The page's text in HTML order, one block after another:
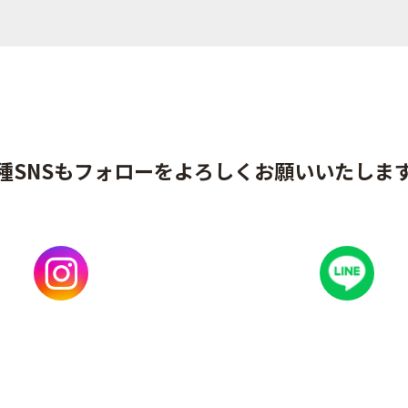
SNSもフォローをよろしくお願いいたしま